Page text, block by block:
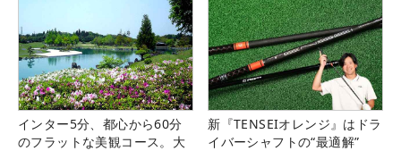
インター5分、都心から60分
のフラットな美観コース。大
新『TENSEIオレンジ』はドラ
イバーシャフトの“最適解”